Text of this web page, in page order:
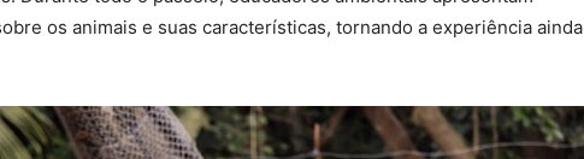
os animais e suas características, tornando a experiência ainda